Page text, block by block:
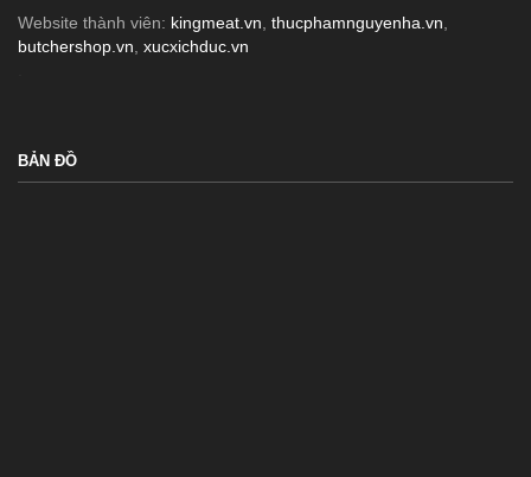
Website thành viên: kingmeat.vn thucphamnguyenha.vn
butchershop.vn xucxichduc.vn
BẢN ĐỒ